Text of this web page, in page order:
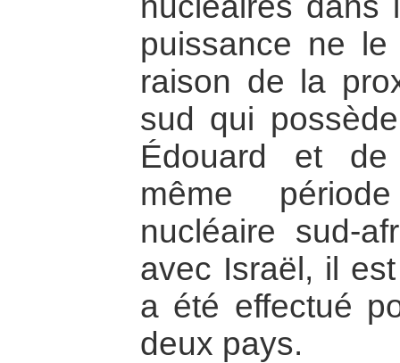
puissance ne
raison de la
sud qui
Édouard et de
même
nucléaire sud-
avec Israël, il
a été effectué
deux pays.